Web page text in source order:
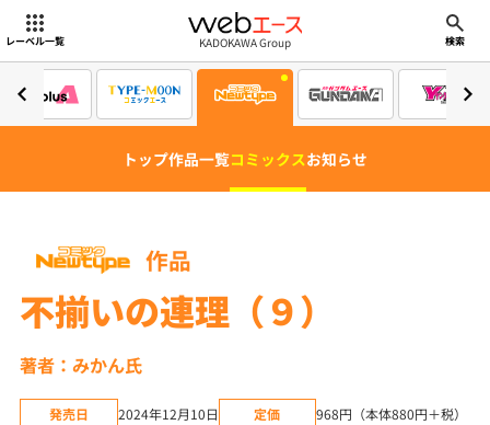
レーベル一覧 webエース
KADOKAWA Group 検索
トップ作品一覧コミックスお知らせ
作品
不揃いの連理（９）
著者：みかん氏
発売日 2024年12月10日 定価 968円（本体880円＋税）